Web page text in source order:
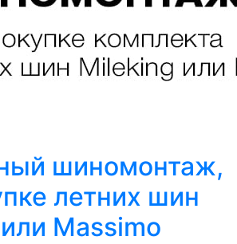
шиномонтаж,
летних шин
Massimo